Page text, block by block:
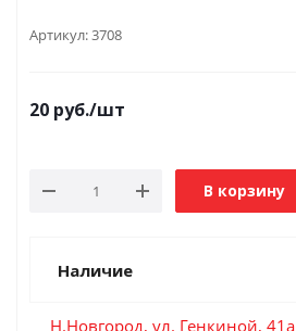
Артикул:3708
20 руб./шт
В корзину
Наличие
Н.Новгород, ул. Генкиной, 41а